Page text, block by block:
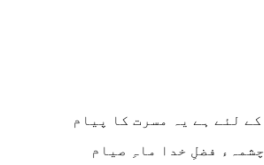
لئے ہے یہ مسرت کا پیام
فضلِ خدا ماہِ صیام